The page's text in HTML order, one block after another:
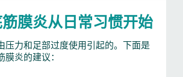
膜炎从日常习惯开始
压力和足部过度使用引起的。下面是
炎的建议：